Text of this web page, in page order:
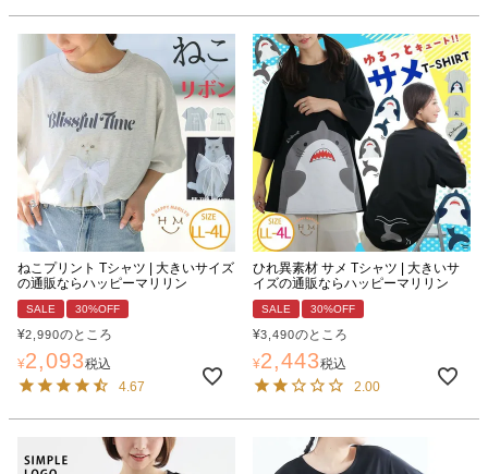
ねこプリント Tシャツ | 大きいサイズ
の通販ならハッピーマリリン
SALE 30%OFF
¥2,990のところ
¥2,093税込
4.67
ひれ異素材 サメ Tシャツ | 大きいサ
イズの通販ならハッピーマリリン
SALE 30%OFF
¥3,490のところ
¥2,443税込
2.00